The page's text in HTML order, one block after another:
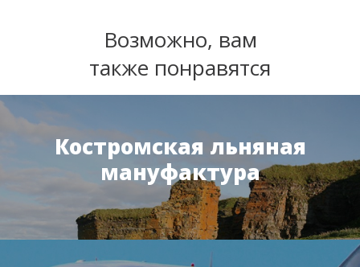
Возможно, вам
также понравятся
Костромская льняная
мануфактура